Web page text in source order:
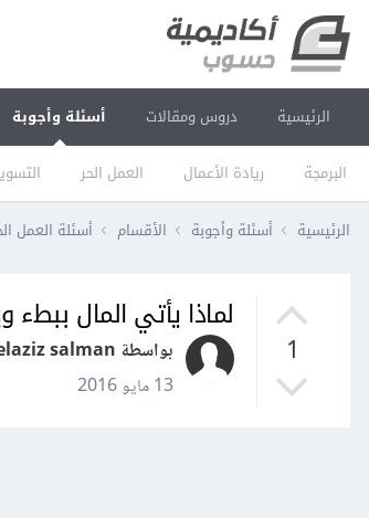
الرئيسية دروس ومقالات أسئلة وأجوبة
البرمجة ريادة الأعمال العمل الحر
الرئيسية أسئلة وأجوبة الأقسام أسئلة العمل
1
لماذا يأتي المال
بواسطة abdelaziz salman
13 مايو 2016